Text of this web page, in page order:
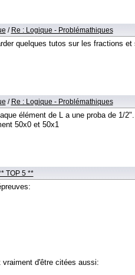
/ Re : Logique - Problémathiques
quelques tutos sur les fractions
/ Re : Logique - Problémathiques
élément de L a une proba de 1/2".
50x0 et 50x1
TOP 5 **
d'être citées aussi: